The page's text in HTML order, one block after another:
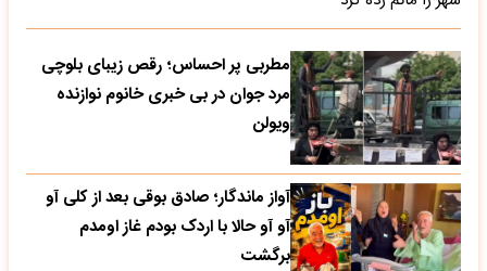
مطربی پر احساس؛ رقص زیبای بلوچی
مرد جوان در بی خبری خانوم نوازنده
ویولن
آواز ماندگار؛ صادق بوقی بعد از کلی آو
آو آو حالا با اردک بودم غاز اومدم
برگشت